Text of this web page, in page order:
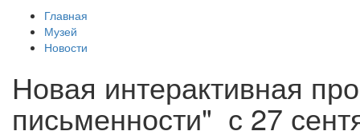
Главная
Музей
Новости
Новая интерактивная
письменности" с 27